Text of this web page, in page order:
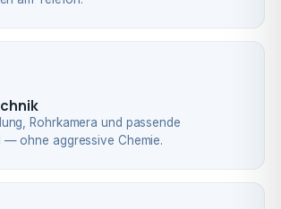
Rohrkamera und passende
— ohne aggressive Chemie.